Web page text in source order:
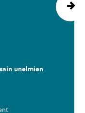
unelmien